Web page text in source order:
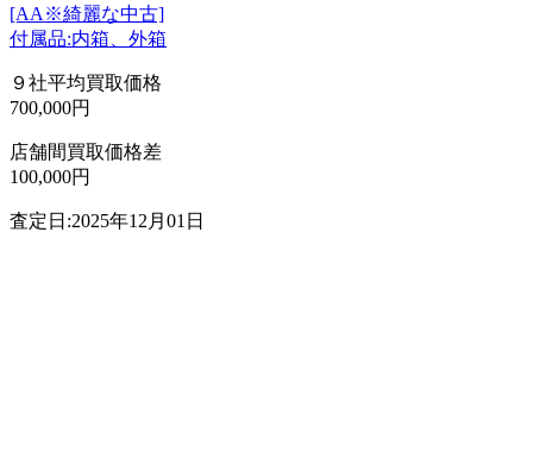
[AA※綺麗な中古]
付属品:内箱、外箱
９社平均買取価格
700,000円
店舗間買取価格差
100,000円
査定日:2025年12月01日